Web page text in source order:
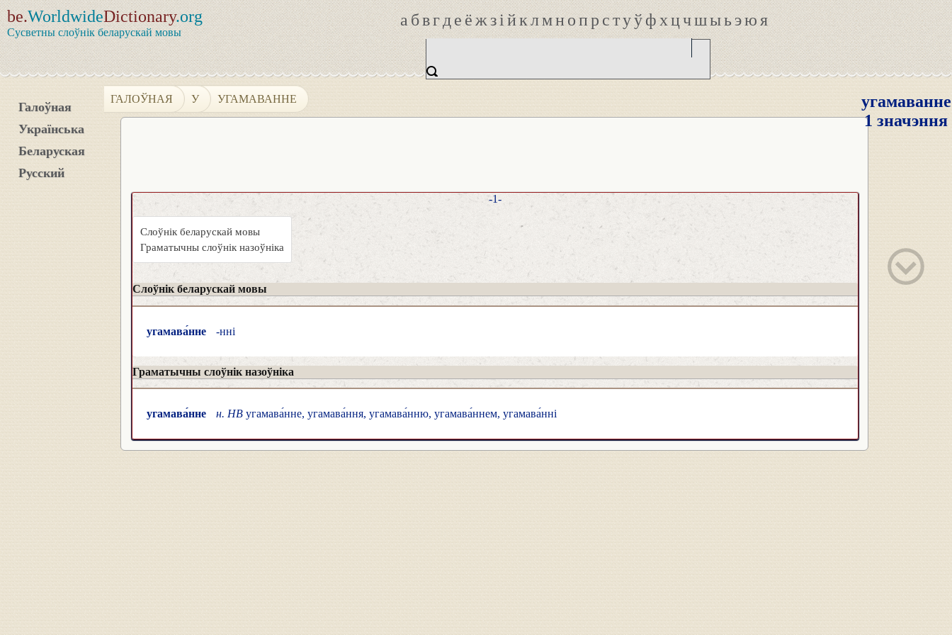
be.WorldwideDictionary.org
Сусветны слоўнік беларускай мовы
абвгдеёжзійклмнопрстуўфхцчшыьэюя
Галоўная
Українська
Беларуская
Русский
ГАЛОЎНАЯ У УГАМАВАННЕ
угамаванне
1 значэння
-1-
Слоўнік беларускай мовы
Граматычны слоўнік назоўніка
Слоўнік беларускай мовы
угамава́нне -нні
Граматычны слоўнік назоўніка
угамава́нне н. НВ угамава́нне, угамава́ння, угамава́нню, угамава́ннем, угамава́нні